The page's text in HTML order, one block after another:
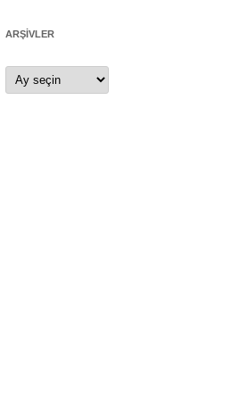
ARŞIVLER
Arşivler